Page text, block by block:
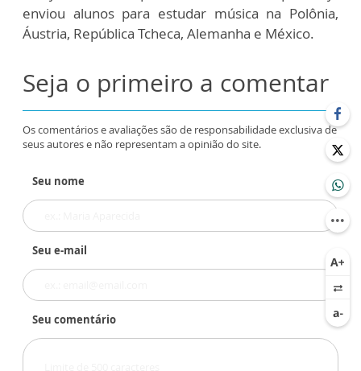
enviou alunos para estudar música na Polônia,
Áustria, República Tcheca, Alemanha e México.
Seja o primeiro a comentar
Os comentários e avaliações são de responsabilidade exclusiva de
seus autores e não representam a opinião do site.
Seu nome
Seu e-mail
Seu comentário